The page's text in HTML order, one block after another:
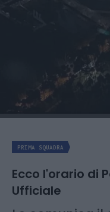
PRIMA SQUADRA
Ecco l'orario di
Ufficiale